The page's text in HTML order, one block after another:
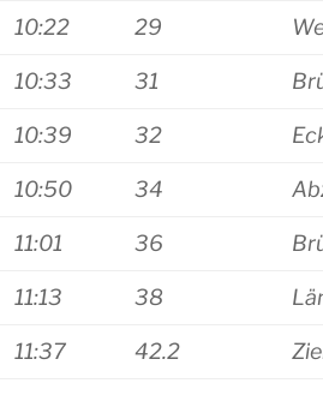
10:22 29
10:33 31
10:39 32
10:50 34
11:01 36
11:13 38
11:37 42.2